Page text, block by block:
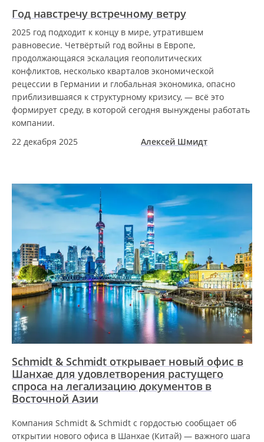
Год навстречу встречному ветру
2025 год подходит к концу в мире, утратившем
равновесие. Четвёртый год войны в Европе,
продолжающаяся эскалация геополитических
конфликтов, несколько кварталов экономической
рецессии в Германии и глобальная экономика, опасно
приблизившаяся к структурному кризису, — всё это
формирует среду, в которой сегодня вынуждены работать
компании.
22 декабря 2025
Алексей Шмидт
Schmidt & Schmidt открывает новый офис в
Шанхае для удовлетворения растущего
спроса на легализацию документов в
Восточной Азии
Компания Schmidt & Schmidt с гордостью сообщает об
открытии нового офиса в Шанхае (Китай) — важного шага